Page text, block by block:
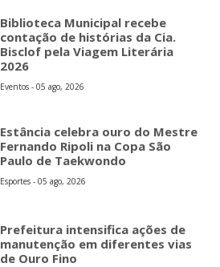
Biblioteca Municipal recebe
contação de histórias da Cia.
Bisclof pela Viagem Literária
2026
Eventos - 05 ago, 2026
Estância celebra ouro do Mestre
Fernando Ripoli na Copa São
Paulo de Taekwondo
Esportes - 05 ago, 2026
Prefeitura intensifica ações de
manutenção em diferentes vias
de Ouro Fino